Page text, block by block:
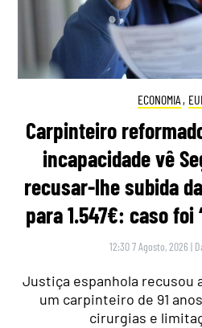
ECONOMIA ,
Carpinteiro
incapacidade vê
recusar-lhe subida
para 1.547€: caso foi
12:30 7 Agosto, 2026 |
Justiça espanhola recusou
um carpinteiro de 91
cirurgias e